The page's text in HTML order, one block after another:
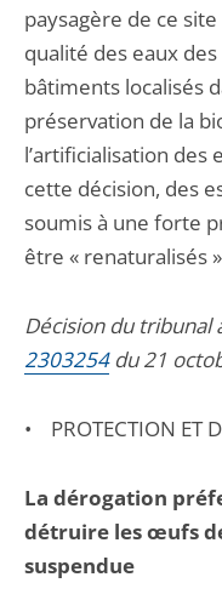
paysagère de ce
qualité des eaux
bâtiments localisés
préservation de la
l’artificialisation des
cette décision, des
soumis à une forte
être « renaturalisés
Décision du tribunal
2303254du 21
• PROTECTION ET
La dérogation
détruire les œufs
suspendue